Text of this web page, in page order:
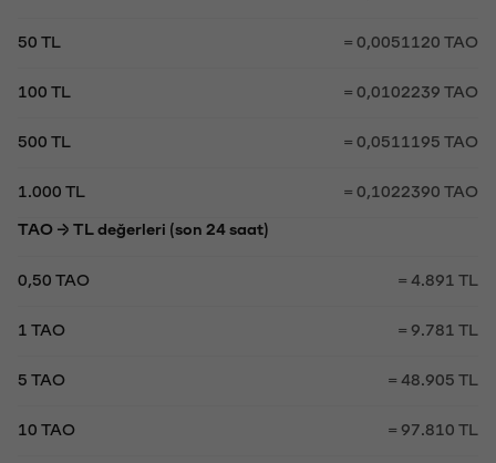
50 TL = 0,0051120 TAO
100 TL = 0,0102239 TAO
500 TL = 0,0511195 TAO
1.000 TL = 0,1022390 TAO
TAO → TL değerleri (son 24 saat)
0,50 TAO = 4.891 TL
1 TAO = 9.781 TL
5 TAO = 48.905 TL
10 TAO = 97.810 TL